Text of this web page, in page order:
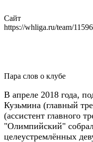
Сайт
https://whliga.ru/team/
Пара слов о клубе
В апреле 2018 года,
Кузьмина (главный
(ассистент главного
"Олимпийский"
целеустремлённых